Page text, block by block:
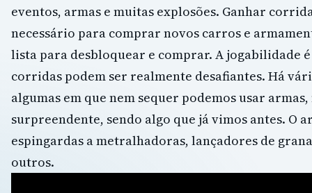
eventos, armas e muitas explosões. Ganhar
necessário para comprar novos carros e
lista para desbloquear e comprar. A jogabilidade
corridas podem ser realmente desafiantes. Há
algumas em que nem sequer podemos usar
surpreendente, sendo algo que já vimos antes. O
espingardas a metralhadoras, lançadores de
outros.